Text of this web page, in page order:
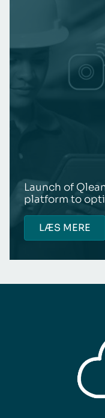
Launch of
platform to
LÆS MERE